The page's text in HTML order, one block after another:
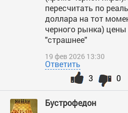
пересчитать по
доллара на тот
черного рынка)
"страшнее"
19 фев 2026 13:30
Ответить
0
3
Бустрофедон